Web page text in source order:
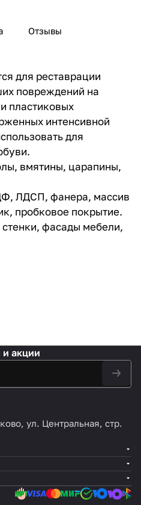
Отзывы
для реставрации
повреждений на
пластиковых
интенсивной
для
вмятины, царапины,
ЛДСП, фанера, массив
пробковое покрытие.
фасады мебели,
и акции
ул. Центральная, стр.